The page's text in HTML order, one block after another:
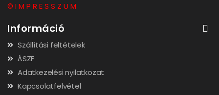
© I M P R E S S Z U M
Információ
Szállítási feltételek
ÁSZF
Adatkezelési nyilatkozat
Kapcsolatfelvétel